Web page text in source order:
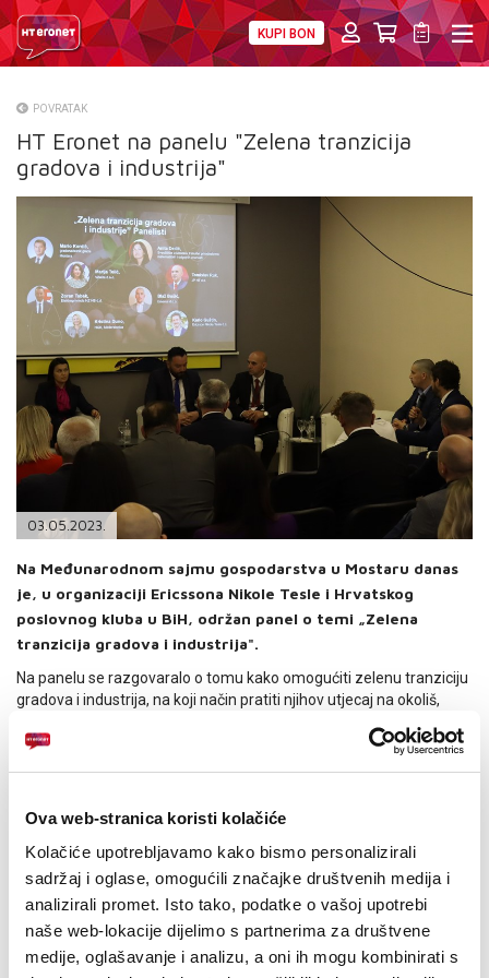
Ova web-stranica koristi kolačiće
Kolačiće upotrebljavamo kako bismo personalizirali
sadržaj i oglase, omogućili značajke društvenih medija i
analizirali promet. Isto tako, podatke o vašoj upotrebi
naše web-lokacije dijelimo s partnerima za društvene
medije, oglašavanje i analizu, a oni ih mogu kombinirati s
KUPI BON
O NAMA
NATJEČAJI
VELEPRODAJA
KONTAKTI
MOJ PROFIL
E-RAČUN
TELEFONSKI IMENIK
POVRATAK
HT Eronet na panelu "Zelena tranzicija
gradova i industrija"
03.05.2023.
Na Međunarodnom sajmu gospodarstva u Mostaru danas
je, u organizaciji Ericssona Nikole Tesle i Hrvatskog
poslovnog kluba u BiH, održan panel o temi „Zelena
tranzicija gradova i industrija".
Na panelu se razgovaralo o tomu kako omogućiti zelenu tranziciju
gradova i industrija, na koji način pratiti njihov utjecaj na okoliš,
zbrinjavanja otpadnih voda, samog otpada, pametnog korištenja
direktor za marketing i prodaju Tomislav Ruk.
„Razgovarali smo o udjelu svakoga od nas u tom procesu, gdje mi,
kao HT Eronet, imamo važnu ulogu u smislu povezivanja različitih
sustava mjerenja koji bi, kroz određene aplikacije, bili dostupni
građanima i institucijama radi utvrđivanja stupnja zagađenja
određenog prostora. Na primjer, mjerenje stupnja zagađenosti
vode određenim mjeračima, sustavi za smart city, točnije parking,